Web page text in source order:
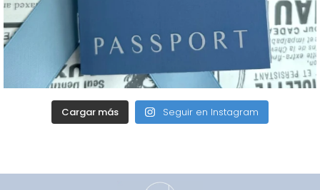
Cargar más Seguir en Instagram